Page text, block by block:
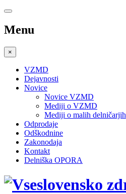
Menu
×
VZMD
Dejavnosti
Novice
Novice VZMD
Mediji o VZMD
Mediji o malih delničarjih
Odprodaje
Odškodnine
Zakonodaja
Kontakt
Delniška OPORA